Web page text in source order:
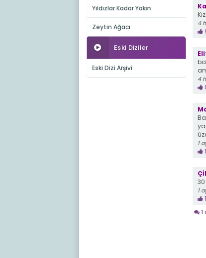
Yıldızlar Kadar Yakın
Zeytin Ağacı
Eski Diziler
Eski Dizi Arşivi
4
4
1
1
1